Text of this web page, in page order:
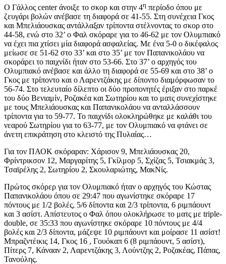
Ο Γάλλος center άνοιξε το σκορ και στην 4η περίοδο όπου με
ζευγάρι βολών ανέβασε τη διαφορά σε 41-55. Στη συνέχεια Γκος
και Μπελιάουσκας αντάλλαξαν τρίποντα στέλνοντας το σκορ στο
44-58, ενώ στο 32’ ο Φαλ σκόραρε για το 46-62 με τον Ολυμπιακό
να έχει πια χτίσει μία διαφορά ασφαλείας. Με ένα 5-0 ο δικέφαλος
μείωσε σε 51-62 στο 33’ και στο 35’ με τον Παπανικολάου να
σκοράρει το παιχνίδι ήταν στο 53-66. Στο 37’ ο αρχηγός του
Ολυμπιακό ανέβασε και άλλο τη διαφορά σε 55-69 και στο 38’ ο
Γκος με τρίποντο και ο Λαρεντζάκης με δίποντο διαμόρφωσαν το
56-74. Στο τελευταίο δίλεπτο οι δύο προπονητές έριξαν στο παρκέ
του δύο Βενιαμίν, Ροζακέα και Σωτηρίου και το ματς συνεχίστηκε
με τους Μπελιάουσκας και Παπανικολάου να ανταλλάσσουν
τρίποντα για το 59-77. Το παιχνίδι ολοκληρώθηκε με καλάθι του
νεαρού Σωτηρίου για το 63-77, με τον Ολυμπιακό να φτάνει σε
άνετη επικράτηση στο κλειστό της Πυλαίας…
Για τον ΠΑΟΚ σκόραραν: Χάρισον 9, Μπελιάουσκας 20,
Φρίντρικσον 12, Μαργαρίτης 5, Γκίλμορ 5, Σχίζας 5, Τσιακμάς 3,
Τσαϊρέλης 2, Σωτηρίου 2, Σκουλαριώτης, ΜακΝίς.
Πρώτος σκόρερ για τον Ολυμπιακό ήταν ο αρχηγός του Κώστας
Παπανικολάου όπου σε 29:47 που αγωνίστηκε σκόραρε 17
πόντους με 1/2 βολές, 5/6 δίποντα και 2/3 τρίποντα, 6 ριμπάουντ
και 3 ασίστ. Απίστευτος ο Φαλ όπου ολοκλήρωσε το ματς με triple-
double, σε 35:33 που αγωνίστηκε σκόραρε 10 πόντους με 4/4
βολές και 2/3 δίποντα, μάζεψε 10 ριμπάουντ και μοίρασε 11 ασίστ!
Μπραζντέικις 14, Γκος 16 , Γουόκαπ 6 (8 ριμπάουντ, 5 ασίστ),
Πίτερς 7, Κάνααν 2, Λαρεντζάκης 3, Λούντζης 2, Ροζακέας, Πάπας,
Τανούλης.